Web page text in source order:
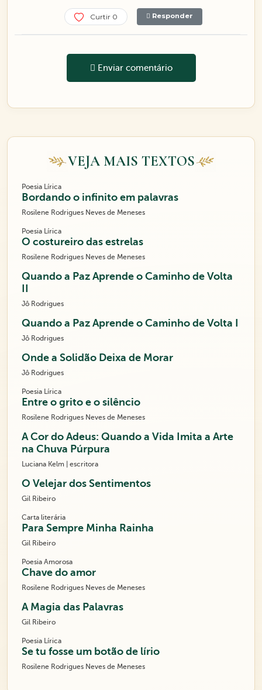
Curtir 0 Responder
Enviar comentário
VEJA MAIS TEXTOS
Poesia Lírica
Bordando o infinito em palavras
Rosilene Rodrigues Neves de Meneses
Poesia Lírica
O costureiro das estrelas
Rosilene Rodrigues Neves de Meneses
Quando a Paz Aprende o Caminho de Volta
Jô Rodrigues
Quando a Paz Aprende o Caminho de Volta I
Jô Rodrigues
Onde a Solidão Deixa de Morar
Jô Rodrigues
Poesia Lírica
Entre o grito e o silêncio
Rosilene Rodrigues Neves de Meneses
A Cor do Adeus: Quando a Vida Imita a Arte
na Chuva Púrpura
Luciana Kelm | escritora
O Velejar dos Sentimentos
Gil Ribeiro
Carta literária
Para Sempre Minha Rainha
Gil Ribeiro
Poesia Amorosa
Chave do amor
Rosilene Rodrigues Neves de Meneses
A Magia das Palavras
Gil Ribeiro
Poesia Lírica
Se tu fosse um botão de lírio
Rosilene Rodrigues Neves de Meneses